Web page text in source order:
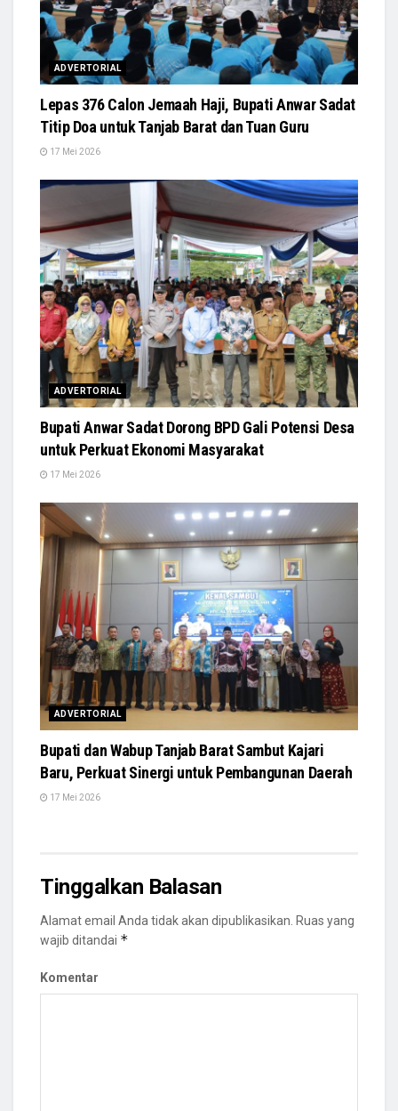
ADVERTORIAL
Lepas 376 Calon Jemaah Haji, Bupati Anwar Sadat
Titip Doa untuk Tanjab Barat dan Tuan Guru
17 Mei 2026
ADVERTORIAL
Bupati Anwar Sadat Dorong BPD Gali Potensi Desa
untuk Perkuat Ekonomi Masyarakat
17 Mei 2026
ADVERTORIAL
Bupati dan Wabup Tanjab Barat Sambut Kajari
Baru, Perkuat Sinergi untuk Pembangunan Daerah
17 Mei 2026
Tinggalkan Balasan
Alamat email Anda tidak akan dipublikasikan. Ruas yang
wajib ditandai *
Komentar